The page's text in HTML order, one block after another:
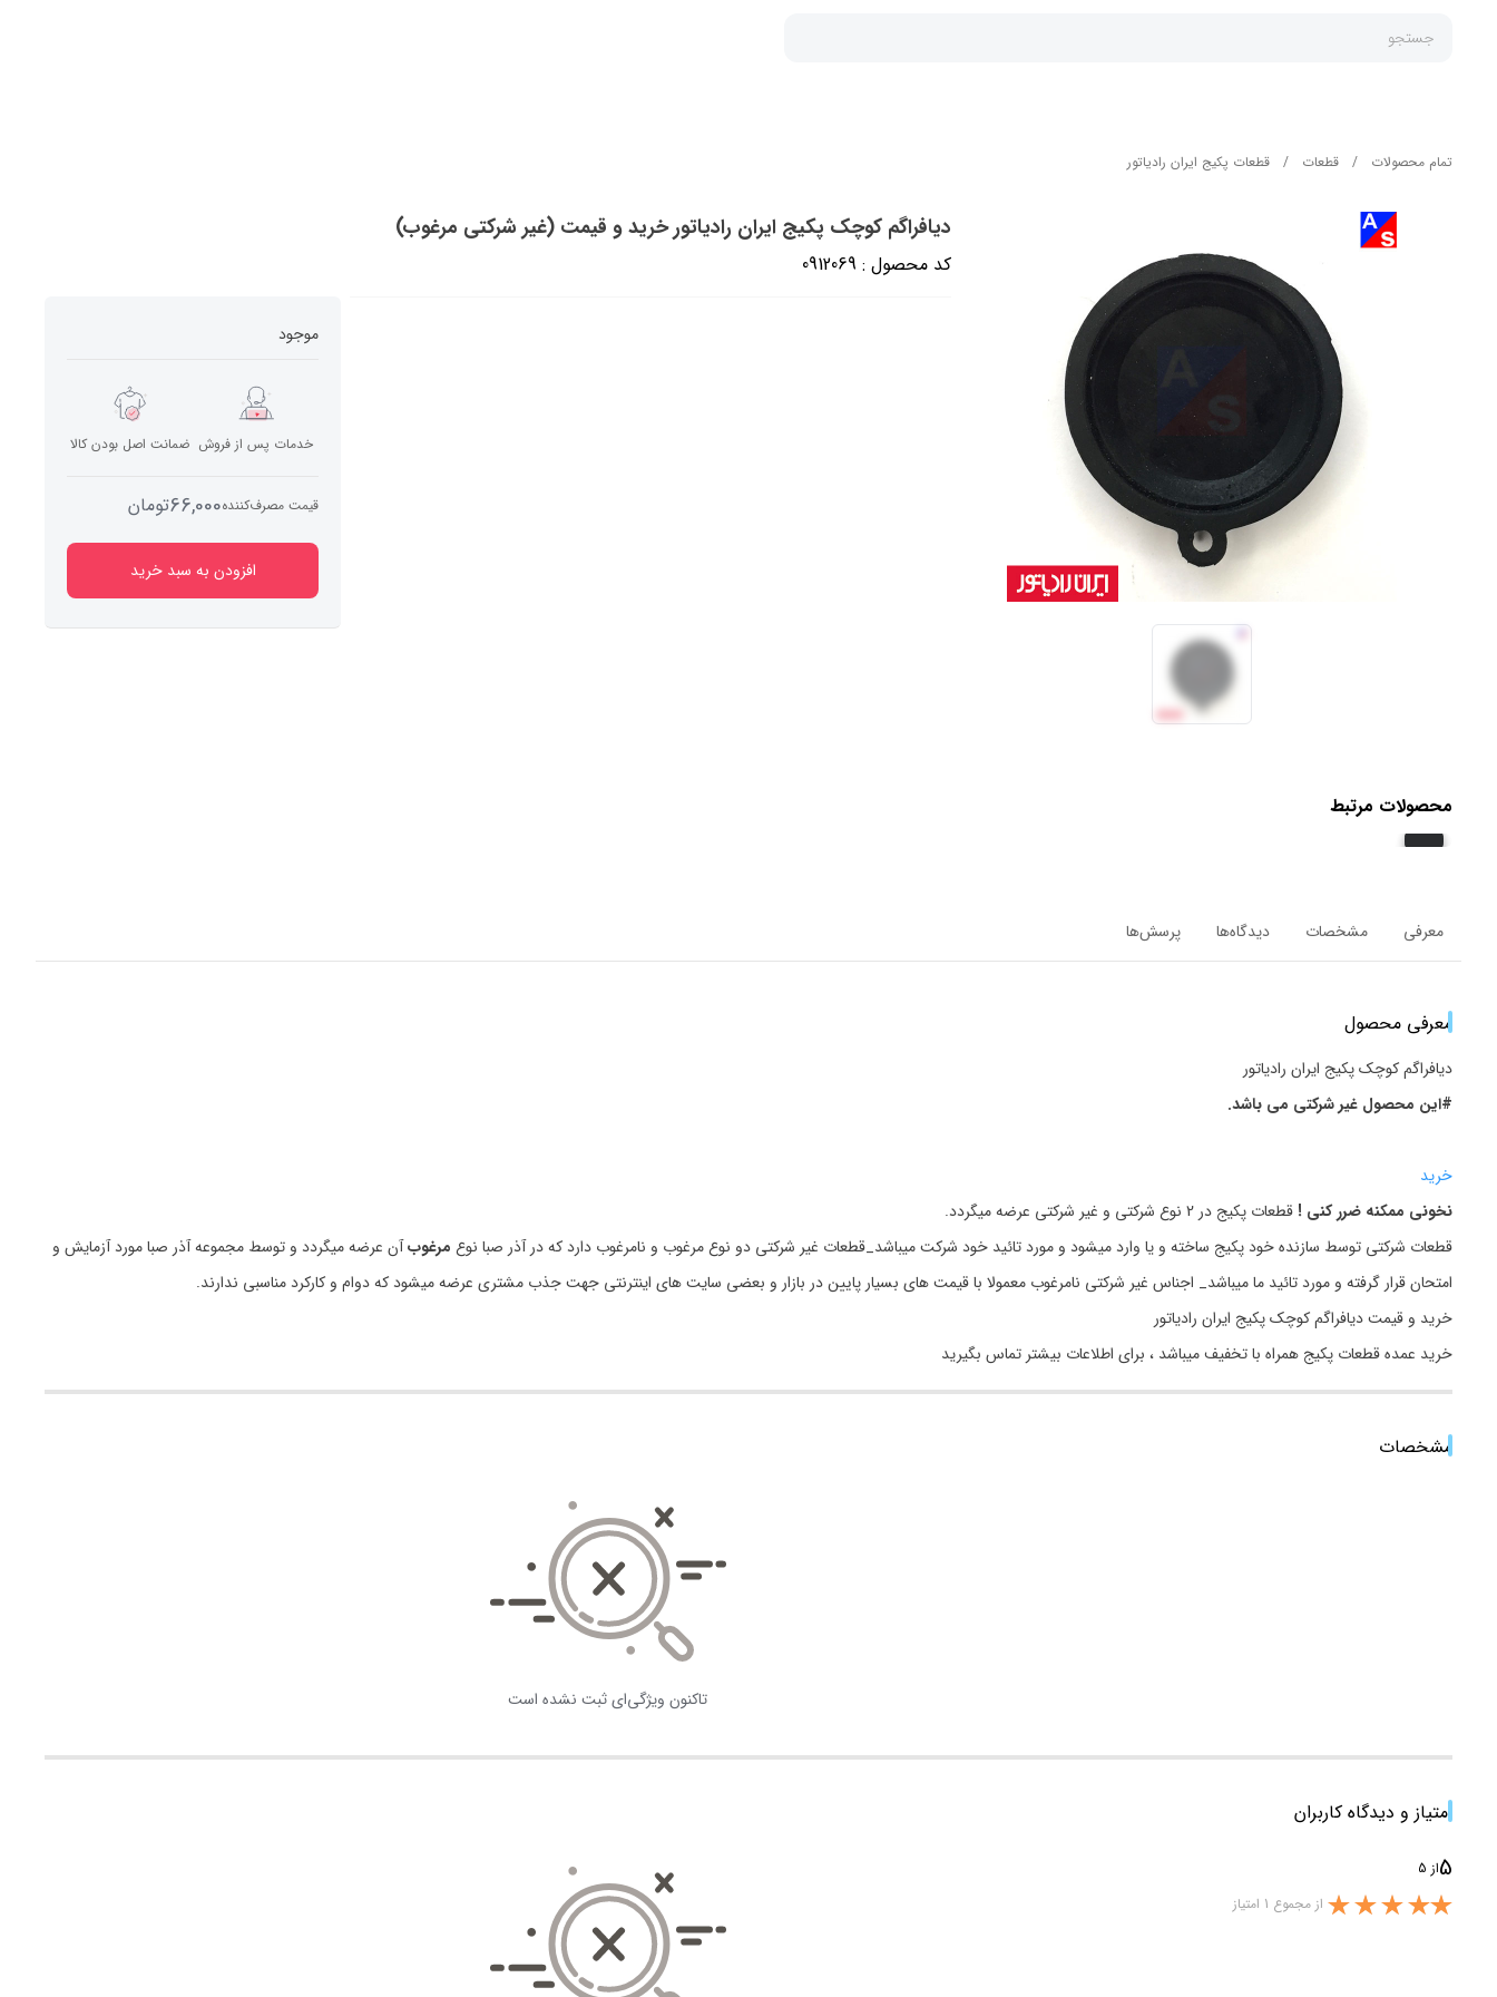
جستجو
تمام محصولات / قطعات / قطعات پکیج ایران رادیاتور
دیافراگم کوچک‎‎ پکیج ایران رادیاتور خرید و قیمت (غیر شرکتی مرغوب)
کد محصول : 0912069
موجود
خدمات پس از فروش ضمانت اصل بودن کالا
قیمت مصرف‌کننده66,000تومان
افزودن به سبد خرید
محصولات مرتبط
معرفی مشخصات دیدگاه‌ها پرسش‌ها
معرفی محصول
دیافراگم کوچک‎‎ پکیج ایران رادیاتور
#این محصول غیر شرکتی می باشد.
خرید
نخونی ممکنه ضرر کنی ! قطعات پکیج در 2 نوع شرکتی و غیر شرکتی عرضه میگردد.
قطعات شرکتی توسط سازنده خود پکیج ساخته و یا وارد میشود و مورد تائید خود شرکت میباشد_قطعات غیر شرکتی دو نوع مرغوب و نامرغوب دارد که در آذر صبا نوع مرغوبآن عرضه میگردد و توسط مجموعه آذر صبا مورد آزمایش و
امتحان قرار گرفته و مورد تائید ما میباشد_ اجناس غیر شرکتی نامرغوب معمولا با قیمت های بسیار پایین در بازار و بعضی سایت های اینترنتی جهت جذب مشتری عرضه میشود که دوام و کارکرد مناسبی ندارند.
خرید و قیمت دیافراگم کوچک‎‎ پکیج ایران رادیاتور
خرید عمده قطعات پکیج همراه با تخفیف میباشد ، برای اطلاعات بیشتر تماس بگیرید
مشخصات
تاکنون ویژگی‌ای ثبت نشده است
امتیاز و دیدگاه کاربران
5از 5
از مجموع 1 امتیاز